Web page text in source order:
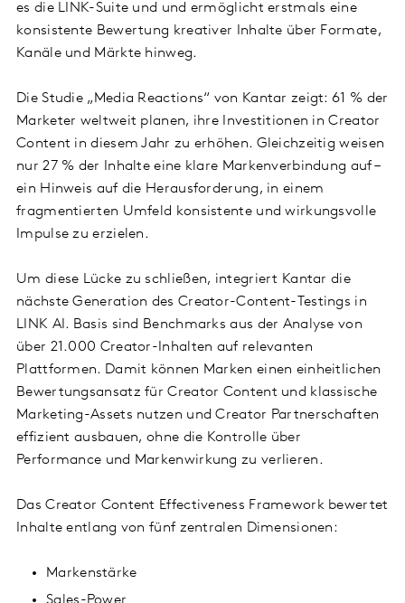
es die LINK-Suite und und ermöglicht erstmals eine
konsistente Bewertung kreativer Inhalte über Formate,
Kanäle und Märkte hinweg.
Die Studie „Media Reactions“ von Kantar zeigt: 61 % der
Marketer weltweit planen, ihre Investitionen in Creator
Content in diesem Jahr zu erhöhen. Gleichzeitig weisen
nur 27 % der Inhalte eine klare Markenverbindung auf –
ein Hinweis auf die Herausforderung, in einem
fragmentierten Umfeld konsistente und wirkungsvolle
Impulse zu erzielen.
Um diese Lücke zu schließen, integriert Kantar die
nächste Generation des Creator-Content-Testings in
LINK AI. Basis sind Benchmarks aus der Analyse von
über 21.000 Creator-Inhalten auf relevanten
Plattformen. Damit können Marken einen einheitlichen
Bewertungsansatz für Creator Content und klassische
Marketing-Assets nutzen und Creator Partnerschaften
effizient ausbauen, ohne die Kontrolle über
Performance und Markenwirkung zu verlieren.
Das Creator Content Effectiveness Framework bewertet
Inhalte entlang von fünf zentralen Dimensionen:
Markenstärke